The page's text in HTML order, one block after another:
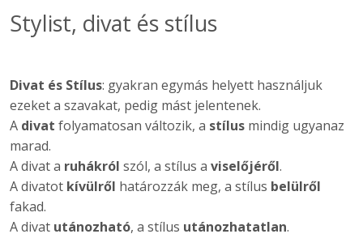
Stylist, divat és stílus
Divat és Stílus: gyakran egymás helyett használjuk
ezeket a szavakat, pedig mást jelentenek.
A divat folyamatosan változik, a stílus mindig ugyanaz
marad.
A divat a ruhákról szól, a stílus a viselőjéről.
A divatot kívülről határozzák meg, a stílus belülről
fakad.
A divat utánozható, a stílus utánozhatatlan.